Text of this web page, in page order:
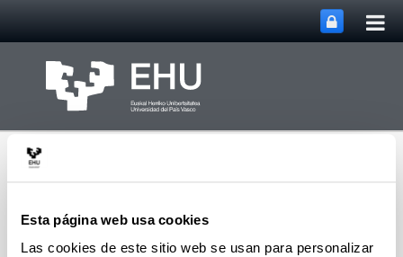
Esta página web usa cookies
Las cookies de este sitio web se usan para personalizar